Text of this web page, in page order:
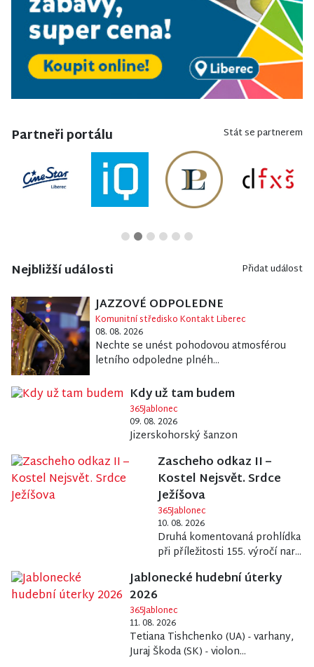
Partneři portálu Stát se partnerem
Nejbližší události Přidat událost
JAZZOVÉ ODPOLEDNE
Komunitní středisko Kontakt Liberec
08. 08. 2026
Nechte se unést pohodovou atmosférou
letního odpoledne plnéh...
Kdy už tam budem
365Jablonec
09. 08. 2026
Jizerskohorský šanzon
Zascheho odkaz II –
Kostel Nejsvět. Srdce
Ježíšova
365Jablonec
10. 08. 2026
Druhá komentovaná prohlídka
při příležitosti 155. výročí nar...
Jablonecké hudební úterky
2026
365Jablonec
11. 08. 2026
Tetiana Tishchenko (UA) - varhany,
Juraj Škoda (SK) - violon...